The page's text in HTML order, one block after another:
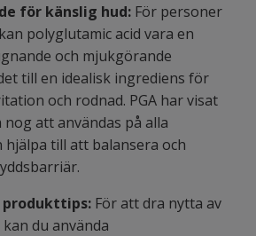
för känslig hud: För personer
polyglutamic acid vara en
och mjukgörande
till en idealisk ingrediens för
och rodnad. PGA har visat
att användas på alla
hjälpa till att balansera och
produkttips: För att dra nytta av
du använda